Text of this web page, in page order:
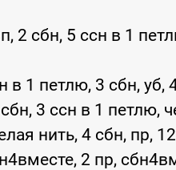
2 сбн, 5 ссн в 1
в 1 петлю, 3 сбн, уб,
3 ссн в 1 петлю,
нить, 4 сбн, пр,
2 пр,